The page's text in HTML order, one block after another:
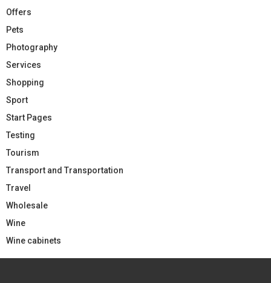
Offers
Pets
Photography
Services
Shopping
Sport
Start Pages
Testing
Tourism
Transport and Transportation
Travel
Wholesale
Wine
Wine cabinets